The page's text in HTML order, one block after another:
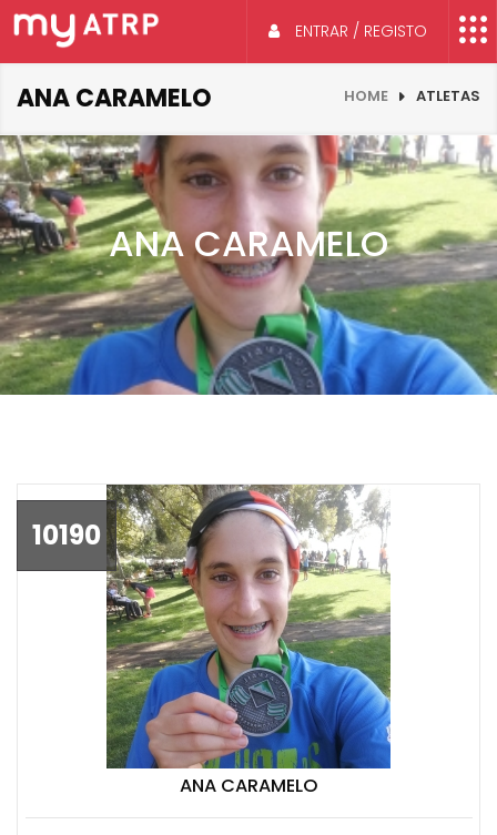
ENTRAR / REGISTO
ANA CARAMELO HOME ATLETAS
ANA CARAMELO
10190
ANA CARAMELO